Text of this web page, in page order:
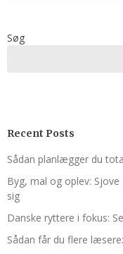
Søg
Recent Posts
Sådan planlægger du
Byg, mal og oplev:
sig
Danske ryttere i fokus:
Sådan får du flere